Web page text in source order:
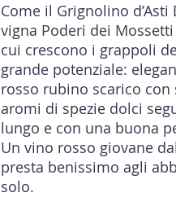
Come il Grignolino
vigna Poderi dei
cui crescono i grappoli
grande potenziale:
rosso rubino scarico
aromi di spezie dolci
lungo e con una buona
Un vino rosso giovane
presta benissimo agli
solo.